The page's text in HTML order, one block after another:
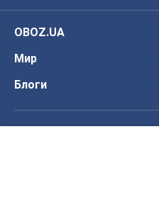
OBOZ.UA
Мир
Блоги